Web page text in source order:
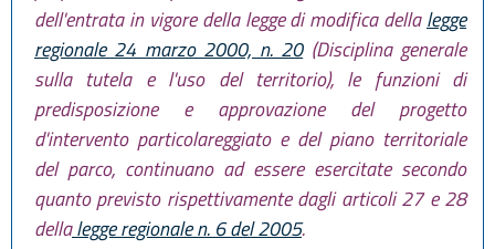
dell'entrata in vigore della legge di modifica dellalegge
regionale 24 marzo 2000, n. 20(Disciplina generale
sulla tutela e l'uso del territorio), le funzioni di
predisposizione e approvazione del progetto
d'intervento particolareggiato e del piano territoriale
del parco, continuano ad essere esercitate secondo
quanto previsto rispettivamente dagli articoli 27 e 28
dellalegge regionale n. 6 del 2005.